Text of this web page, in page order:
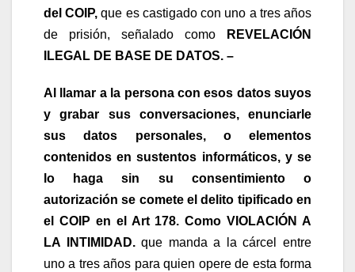
del COIP,que es castigado con uno a tres años
de prisión, señalado como
REVELACIÓN
ILEGAL DE BASE DE DATOS. –
Al llamar a la persona con esos datos suyos
y grabar sus conversaciones, enunciarle
sus datos personales, o elementos
contenidos en sustentos informáticos, y se
lo haga sin su consentimiento o
autorización se comete el delito tipificado en
el COIP en el Art 178. Como VIOLACIÓN A
LA INTIMIDAD.que manda a la cárcel entre
uno a tres años para quien opere de esta forma